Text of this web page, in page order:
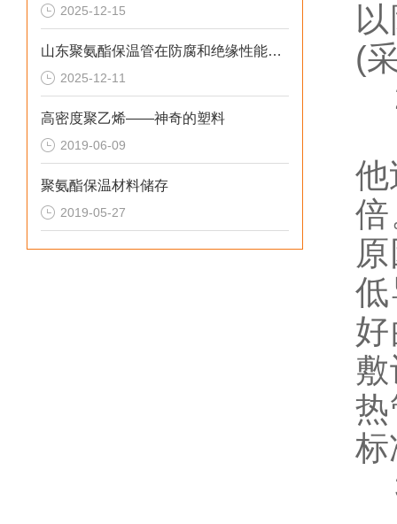
2025-12-15
山东聚氨酯保温管在防腐和绝缘性能方面表现优异
2025-12-11
高密度聚乙烯——神奇的塑料
2019-06-09
聚氨酯保温材料储存
2019-05-27
(
他
标